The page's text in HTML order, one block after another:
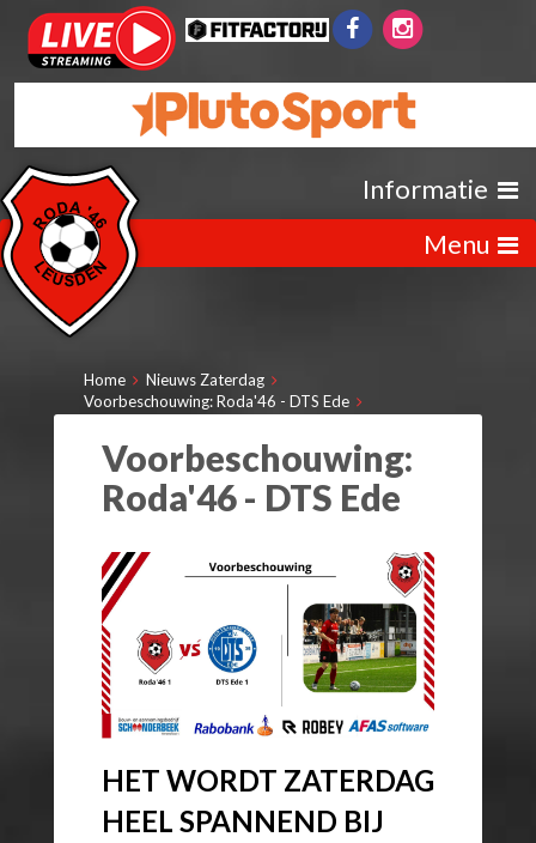
Informatie
Menu
Home
Nieuws Zaterdag
Voorbeschouwing: Roda'46 - DTS Ede
Voorbeschouwing:
Roda'46 - DTS Ede
HET WORDT ZATERDAG
HEEL SPANNEND BIJ